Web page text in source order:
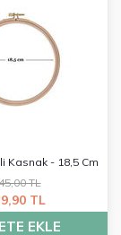
Kasnak - 18,5 Cm
TL
TL
EKLE